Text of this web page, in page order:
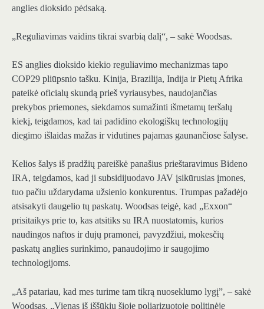
anglies dioksido pėdsaką.
„Reguliavimas vaidins tikrai svarbią dalį“, – sakė Woodsas.
ES anglies dioksido kiekio reguliavimo mechanizmas tapo
COP29 pliūpsnio tašku. Kinija, Brazilija, Indija ir Pietų Afrika
pateikė oficialų skundą prieš vyriausybes, naudojančias
prekybos priemones, siekdamos sumažinti išmetamų teršalų
kiekį, teigdamos, kad tai padidino ekologiškų technologijų
diegimo išlaidas mažas ir vidutines pajamas gaunančiose šalyse.
Kelios šalys iš pradžių pareiškė panašius prieštaravimus Bideno
IRA, teigdamos, kad ji subsidijuodavo JAV įsikūrusias įmones,
tuo pačiu uždarydama užsienio konkurentus. Trumpas pažadėjo
atsisakyti daugelio tų paskatų. Woodsas teigė, kad „Exxon“
prisitaikys prie to, kas atsitiks su IRA nuostatomis, kurios
naudingos naftos ir dujų pramonei, pavyzdžiui, mokesčių
paskatų anglies surinkimo, panaudojimo ir saugojimo
technologijoms.
„Aš patariau, kad mes turime tam tikrą nuoseklumo lygį”, – sakė
Woodsas. „Vienas iš iššūkių šioje poliarizuotoje politinėje